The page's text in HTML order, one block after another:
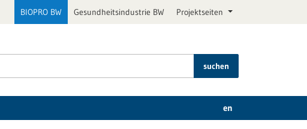
BIOPRO BW Gesundheitsindustrie BW Projektseiten
suchen
en